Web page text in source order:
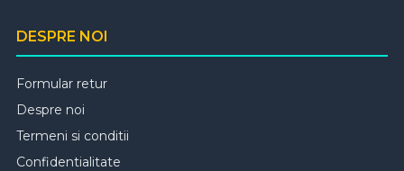
DESPRE NOI
Formular retur
Despre noi
Termeni si conditii
Confidentialitate